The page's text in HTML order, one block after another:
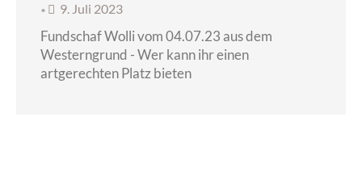
• 9. Juli 2023
Fundschaf Wolli vom 04.07.23 aus dem
Westerngrund - Wer kann ihr einen
artgerechten Platz bieten